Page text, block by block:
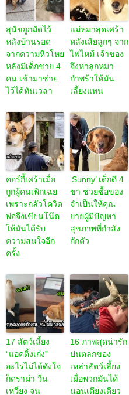
สุนัขถูกมัดไว้
หลังบ้านรอด
จากความหิวโหย
หลังมีเด็กชาย 4
คน เข้ามาช่วย
ไว้ได้ทันเวลา
แม่หมาสุดเศร้า
หลังเสียลูกๆ จาก
ไฟไหม้ เจ้าของ
จึงหาลูกหมา
กำพร้าให้มัน
เลี้ยงแทน
คอร์กี้เศร้าเมื่อ
ถูกผู้คนเพิกเฉย
เพราะกลัวโควิด
พ่อจึงเขียนโน๊ต
ให้มันได้รับ
ความสนใจอีก
ครั้ง
‘Sunny’ เด็กดี 4
ขา ช่วยซื้อของ
จำเป็นให้คุณ
ยายผู้มีปัญหา
สุขภาพที่กำลัง
กักตัว
17 สัตว์เลี้ยง
“แอคติ้งเก่ง”
อะไรไม่ได้ดังใจ
ก็ดราม่า วีน
เหวี่ยง จน
16 ภาพสุดน่ารัก
ปนตลกของ
เหล่าสัตว์เลี้ยง
เมื่อพวกมันได้
นอนเตียงเดียว